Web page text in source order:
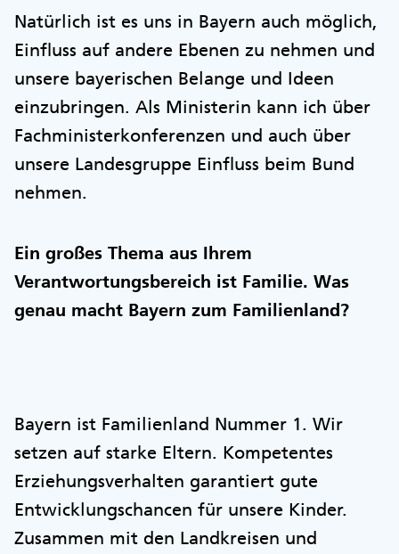
Natürlich ist es uns in Bayern auch möglich,
Einfluss auf andere Ebenen zu nehmen und
unsere bayerischen Belange und Ideen
einzubringen. Als Ministerin kann ich über
Fachministerkonferenzen und auch über
unsere Landesgruppe Einfluss beim Bund
nehmen.
Ein großes Thema aus Ihrem
Verantwortungsbereich ist Familie. Was
genau macht Bayern zum Familienland?
Bayern ist Familienland Nummer 1. Wir
setzen auf starke Eltern. Kompetentes
Erziehungsverhalten garantiert gute
Entwicklungschancen für unsere Kinder.
Zusammen mit den Landkreisen und